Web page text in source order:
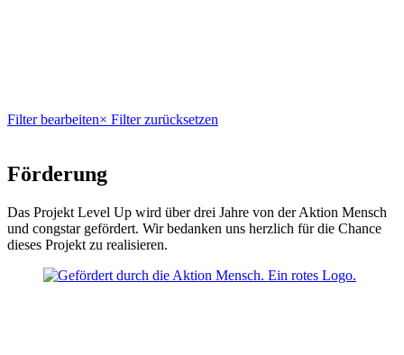
Filter bearbeiten× Filter zurücksetzen
Förderung
Das Projekt Level Up wird über drei Jahre von der Aktion Mensch
und congstar gefördert. Wir bedanken uns herzlich für die Chance
dieses Projekt zu realisieren.